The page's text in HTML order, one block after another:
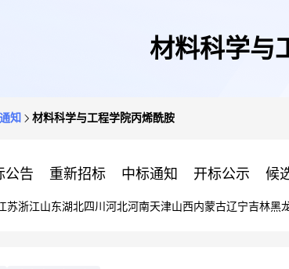
材料科学与
知 材料科学与工程学院丙烯酰胺
公告 重新招标 中标通知 开标公示 候
苏浙江山东湖北四川 河北河南天津山西内蒙古辽宁吉林黑